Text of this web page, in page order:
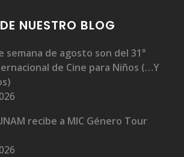
NUESTRO BLOG
semana de agosto son del 31°
de Cine para Niños (…Y
recibe a MIC Género Tour